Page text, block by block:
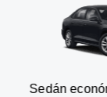
- 3